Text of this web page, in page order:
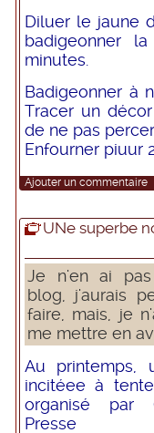
Diluer le jaune
badigeonner
minutes.
Badigeonner à
Tracer un
de ne pas
Enfourner piuur
Ajouter un commentaire
UNe superbe
Je n'en ai
blog, j'aurais
faire, mais, je
me mettre en
Au printemps,
incitéee à
organisé par
Presse